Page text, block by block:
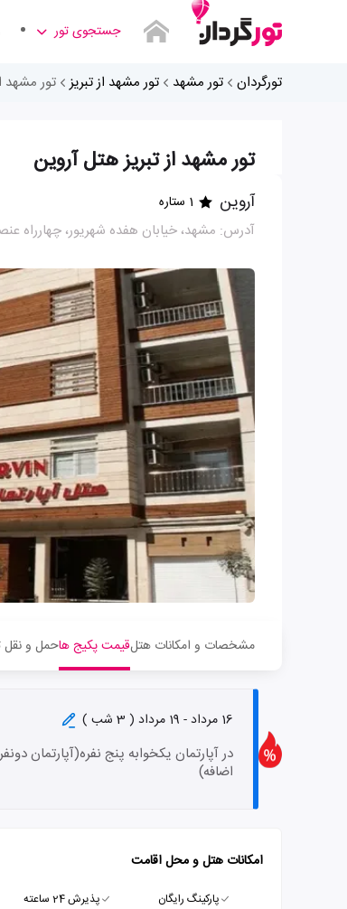
جستجوی تور
تورگردان تور مشهد تور مشهد از تبریز تور مشهد
تور مشهد از تبریز هتل آروین
آروین 1 ستاره
آدرس: مشهد، خیابان هفده شهریور، چهارراه
مشخصات و امکانات هتلقیمت پکیج هاحمل و نقل
16 مرداد - 19 مرداد ( 3 شب )
در آپارتمان یکخوابه پنج نفره(آپارتمان
اضافه)
امکانات هتل و محل اقامت
پارکینگ رایگان پذیرش 24 ساعته